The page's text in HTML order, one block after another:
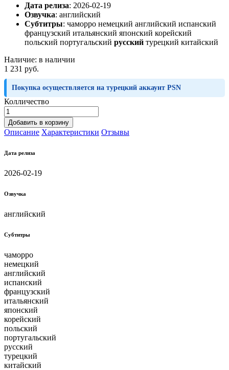
Дата релиза: 2026-02-19
Озвучка: английский
Субтитры: чаморро немецкий английский испанский
французский итальянский японский корейский
польский португальский русский турецкий китайский
Наличие: в наличии
1 231 руб.
Покупка осуществляется на турецкий аккаунт PSN
Колличество
Добавить в корзину
Описание Характеристики Отзывы
Дата релиза
2026-02-19
Озвучка
английский
Субтитры
чаморро
немецкий
английский
испанский
французский
итальянский
японский
корейский
польский
португальский
русский
турецкий
китайский